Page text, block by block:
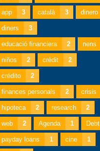
app 3 català 3 dinero
diners 3
educació financiera 2 nens
niños 2 crèdit 2
crédito 2
finances personals 2 crisis
hipoteca 2 research 2
web 2 Agenda 1 Debt
payday loans 1 cine 1